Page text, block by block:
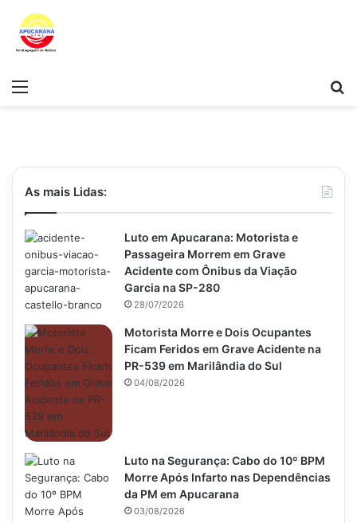
Menu
As mais Lidas:
Luto em Apucarana: Motorista e
Passageira Morrem em Grave
Acidente com Ônibus da Viação
Garcia na SP-280
28/07/2026
Motorista Morre e Dois Ocupantes
Ficam Feridos em Grave Acidente na
PR-539 em Marilândia do Sul
04/08/2026
Luto na Segurança: Cabo do 10º BPM
Morre Após Infarto nas Dependências
da PM em Apucarana
03/08/2026